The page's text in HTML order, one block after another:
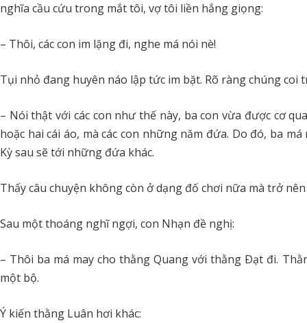
nghĩa cầu cứu trong mắt tôi, vợ tôi liền hắng giọng:
– Thôi, các con im lặng đi, nghe má nói nè!
Tụi nhỏ đang huyên náo lập tức im bặt. Rõ ràng chúng coi
– Nói thật với các con như thế này, ba con vừa được cơ
hoặc hai cái áo, mà các con những năm đứa. Do đó, ba
Kỳ sau sẽ tới những đứa khác.
Thấy câu chuyện không còn ở dạng đố chơi nữa mà trở
Sau một thoáng nghĩ ngợi, con Nhạn đề nghị:
– Thôi ba má may cho thằng Quang với thằng Ðạt đi.
một bộ.
Ý kiến thằng Luân hơi khác: